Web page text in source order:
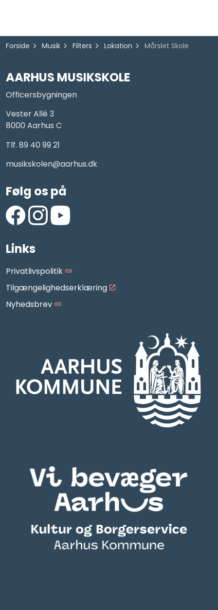
Forside Musik Filters Lokation Mårslet Skole
AARHUS MUSIKSKOLE
Officersbygningen
Vester Allé 3
8000 Aarhus C
Tlf. 89 40 99 21
musikskolen@aarhus.dk
Følg os på
Links
Privatlivspolitik
Tilgængelighedserklæring
Nyhedsbrev